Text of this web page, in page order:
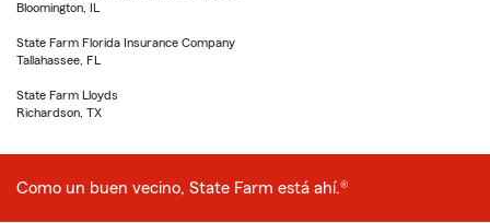
Bloomington, IL
State Farm Florida Insurance Company
Tallahassee, FL
State Farm Lloyds
Richardson, TX
Como un buen vecino, State Farm está ahí.®